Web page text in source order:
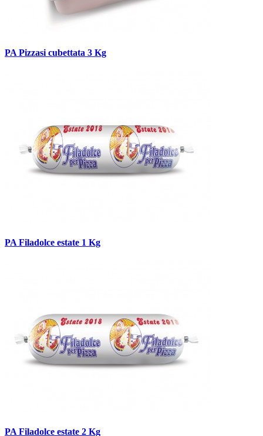
PA Pizzasi cubettata 3 Kg
PA Filadolce estate 1 Kg
PA Filadolce estate 2 Kg